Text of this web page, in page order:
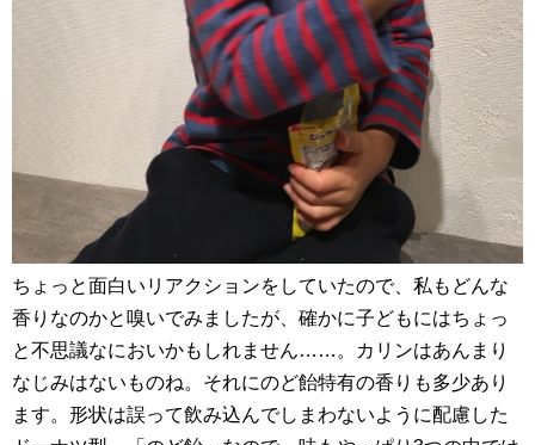
ちょっと面白いリアクションをしていたので、私もどんな
香りなのかと嗅いでみましたが、確かに子どもにはちょっ
と不思議なにおいかもしれません……。カリンはあんまり
なじみはないものね。それにのど飴特有の香りも多少あり
ます。形状は誤って飲み込んでしまわないように配慮した